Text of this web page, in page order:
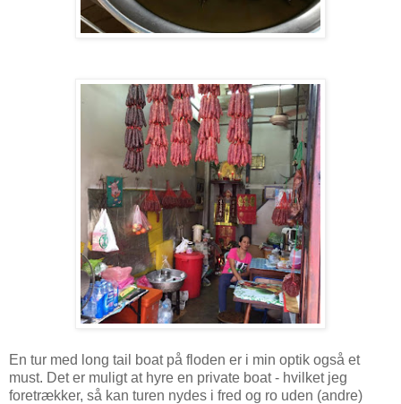
En tur med long tail boat på floden er i min optik også et
must. Det er muligt at hyre en private boat - hvilket jeg
foretrækker, så kan turen nydes i fred og ro uden (andre)